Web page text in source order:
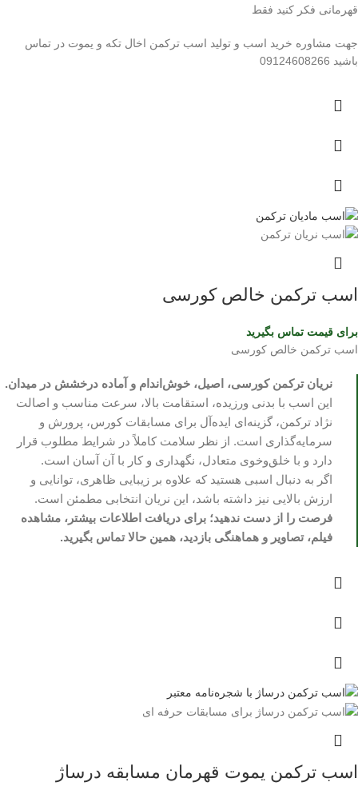
قهرمانی فکر کنید فقط
جهت مشاوره خرید اسب و تولید اسب ترکمن اخال تکه و یموت در تماس
باشید 09124608266
اسب ترکمن خالص کورسی
برای قیمت تماس بگیرید
اسب ترکمن خالص کورسی
نریان ترکمن کورسی، اصیل، خوش‌اندام و آماده درخشش در میدان.
این اسب با بدنی ورزیده، استقامت بالا، سرعت مناسب و اصالت
نژاد ترکمن، گزینه‌ای ایده‌آل برای مسابقات کورس، پرورش و
سرمایه‌گذاری است. از نظر سلامت کاملاً در شرایط مطلوب قرار
دارد و با خلق‌وخوی متعادل، نگهداری و کار با آن آسان است.
اگر به دنبال اسبی هستید که علاوه بر زیبایی ظاهری، توانایی و
ارزش بالایی نیز داشته باشد، این نریان انتخابی مطمئن است.
فرصت را از دست ندهید؛ برای دریافت اطلاعات بیشتر، مشاهده
فیلم، تصاویر و هماهنگی بازدید، همین حالا تماس بگیرید.
اسب ترکمن یموت قهرمان مسابقه درساژ